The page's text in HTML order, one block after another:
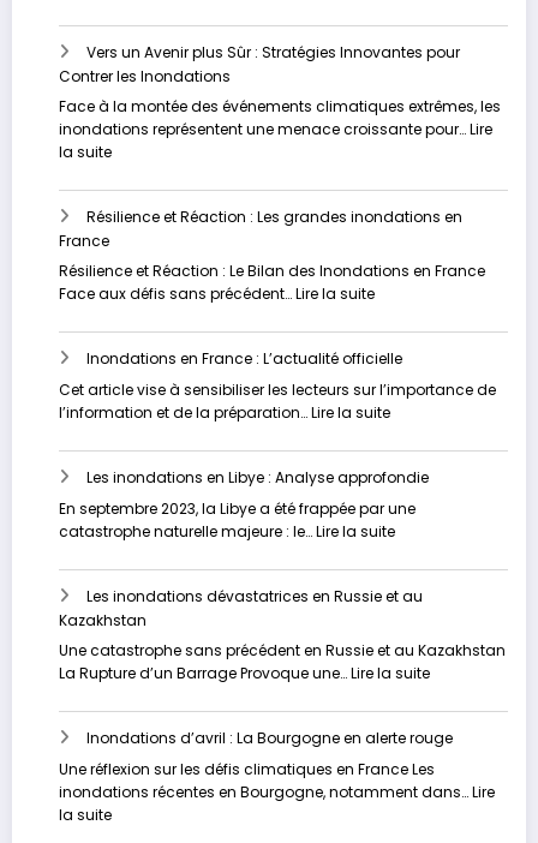
causes
et
se
préparer
pour
l’avenir
:
Un
estimé
Vers un Avenir plus Sûr : Stratégies Innovantes pour
Contrer les Inondations
Face à la montée des événements climatiques extrêmes, les
inondations représentent une menace croissante pour…Lire
la suite:
un
Avenir
Sûr
:
Innovantes
pour
les
Inondations
Résilience et Réaction : Les grandes inondations en
France
Résilience et Réaction : Le Bilan des Inondations en France
Face aux défis sans précédent…Lire la suite:
et
Réaction
:
Les
inondations
en
Inondations en France : L’actualité officielle
Cet article vise à sensibiliser les lecteurs sur l’importance de
l’information et de la préparation…Lire la suite:
en
France
:
L’actualité
Les inondations en Libye : Analyse approfondie
En septembre 2023, la Libye a été frappée par une
catastrophe naturelle majeure : le…Lire la suite:
inondations
en
:
Analyse
Les inondations dévastatrices en Russie et au
Kazakhstan
Une catastrophe sans précédent en Russie et au Kazakhstan
La Rupture d’un Barrage Provoque une…Lire la suite:
inondations
dévastatrices
en
Russie
Inondations d’avril : La Bourgogne en alerte rouge
Une réflexion sur les défis climatiques en France Les
inondations récentes en Bourgogne, notamment dans…Lire
la suite: